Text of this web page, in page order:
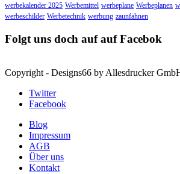
werbekalender 2025 Werbemittel werbeplane Werbeplanen
werbeschilder Werbetechnik werbung zaunfahnen
Folgt uns doch auf auf Facebok
Copyright - Designs66 by Allesdrucker
Twitter
Facebook
Blog
Impressum
AGB
Über uns
Kontakt